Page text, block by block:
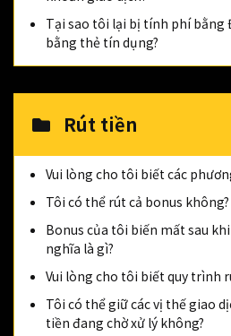
Tại sao tôi lại bị tính phí bằng
bằng thẻ tín dụng?
Rút tiền
Vui lòng cho tôi biết các
Tôi có thể rút cả bonus không?
Bonus của tôi biến mất sau
nghĩa là gì?
Vui lòng cho tôi biết quy trình
Tôi có thể giữ các vị thế giao
tiền đang chờ xử lý không?